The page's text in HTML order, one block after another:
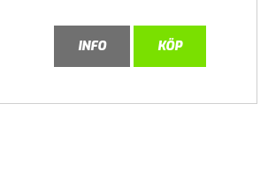
INFO KÖP